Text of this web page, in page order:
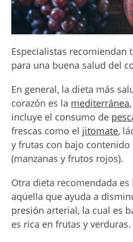
Especialistas recomiendan
para una buena salud del
En general, la dieta más
corazón es la mediterránea
incluye el consumo de
frescas como el jitomate,
y frutas con bajo contenido
(manzanas y frutos rojos).
Otra dieta recomendada es
aquella que ayuda a
presión arterial, la cual es
es rica en frutas y verduras.